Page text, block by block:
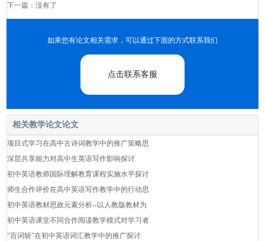
下一篇：没有了
如果您有论文相关需求，可以通过下面的方式联系我们
点击联系客服
相关教学论文论文
项目式学习在高中古诗词教学中的推广策略思
深层共享能力对高中生英语写作影响探讨
初中英语教师国际理解教育课程实施水平探讨
师生合作评价在高中英语写作教学中的行动思
初中英语教材思政元素分析--以人教版教材为
初中英语课堂不同合作阅读教学模式对学习者
“百词斩”在初中英语词汇教学中的推广探讨